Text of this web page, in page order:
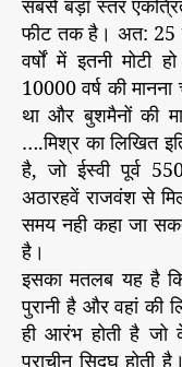
सबसे बड़ा स्तर
फीट तक है। अत: 25
वर्षों में इतनी मोटी
10000 वर्ष की
था और बुशमैनों की
….मिश्र का लिखित
है, जो ईस्वी पूर्व
अठारहवें राजवंश से
समय नही कहा जा
है।
इसका मतलब यह है
पुरानी है और वहां की
ही आरंभ होती है जो
प्राचीन सिद्घ